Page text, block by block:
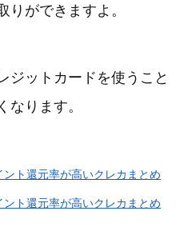
りができますよ。
ジットカードを使うこと
なります。
ト還元率が高いクレカまとめ
ト還元率が高いクレカまとめ